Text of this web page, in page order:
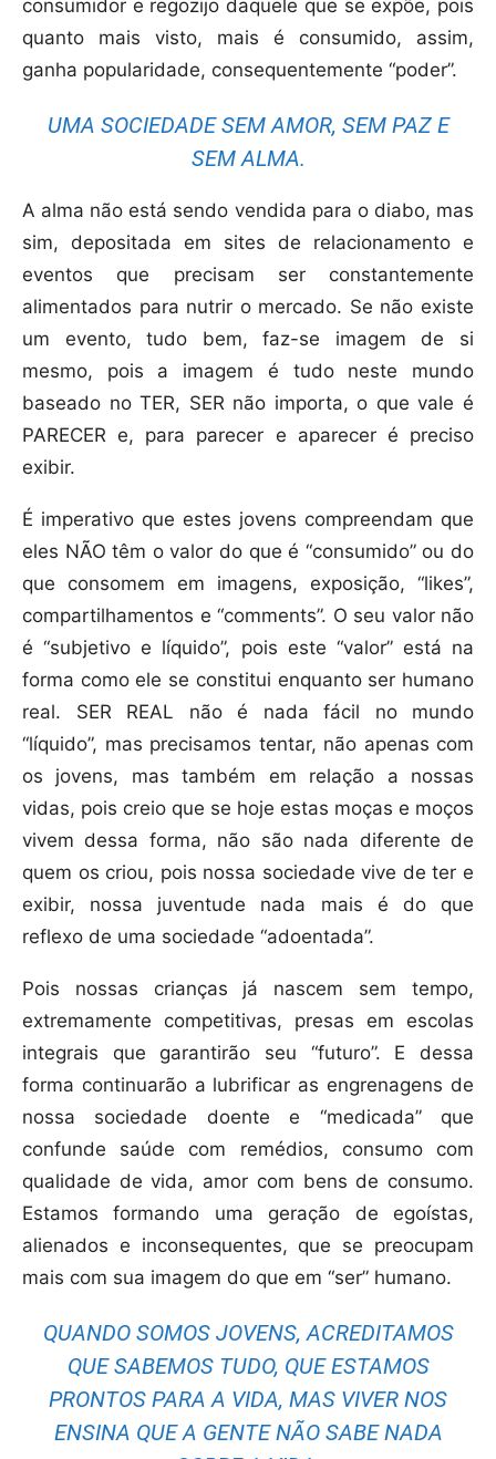
consumidor e regozijo daquele que se expõe, pois
quanto mais visto, mais é consumido, assim,
ganha popularidade, consequentemente “poder”.
UMA SOCIEDADE SEM AMOR, SEM PAZ E
SEM ALMA.
A alma não está sendo vendida para o diabo, mas
sim, depositada em sites de relacionamento e
eventos que precisam ser constantemente
alimentados para nutrir o mercado. Se não existe
um evento, tudo bem, faz-se imagem de si
mesmo, pois a imagem é tudo neste mundo
baseado no TER, SER não importa, o que vale é
PARECER e, para parecer e aparecer é preciso
exibir.
É imperativo que estes jovens compreendam que
eles NÃO têm o valor do que é “consumido” ou do
que consomem em imagens, exposição, “likes”,
compartilhamentos e “comments”. O seu valor não
é “subjetivo e líquido”, pois este “valor” está na
forma como ele se constitui enquanto ser humano
real. SER REAL não é nada fácil no mundo
“líquido”, mas precisamos tentar, não apenas com
os jovens, mas também em relação a nossas
vidas, pois creio que se hoje estas moças e moços
vivem dessa forma, não são nada diferente de
quem os criou, pois nossa sociedade vive de ter e
exibir, nossa juventude nada mais é do que
reflexo de uma sociedade “adoentada”.
Pois nossas crianças já nascem sem tempo,
extremamente competitivas, presas em escolas
integrais que garantirão seu “futuro”. E dessa
forma continuarão a lubrificar as engrenagens de
nossa sociedade doente e “medicada” que
confunde saúde com remédios, consumo com
qualidade de vida, amor com bens de consumo.
Estamos formando uma geração de egoístas,
alienados e inconsequentes, que se preocupam
mais com sua imagem do que em “ser” humano.
QUANDO SOMOS JOVENS, ACREDITAMOS
QUE SABEMOS TUDO, QUE ESTAMOS
PRONTOS PARA A VIDA, MAS VIVER NOS
ENSINA QUE A GENTE NÃO SABE NADA